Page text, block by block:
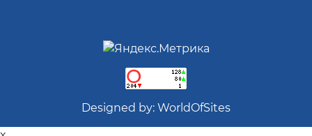
Designed by: WorldOfSites